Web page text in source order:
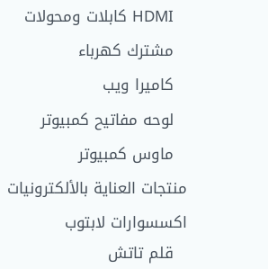
HDMI كابلات ومحولات
مشترك كهرباء
كاميرا ويب
لوحه مفاتيح كمبيوتر
ماوس كمبيوتر
منتجات العناية بالألكترونيات
اكسسوارات لابتوب
قلم تاتش